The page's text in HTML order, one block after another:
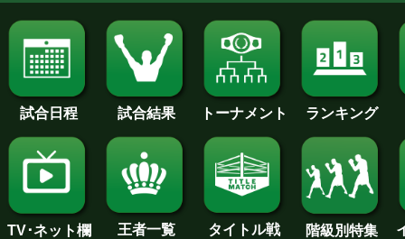
試合日程 試合結果 トーナメント ランキング
TV･ネット欄 王者一覧 タイトル戦 階級別特集